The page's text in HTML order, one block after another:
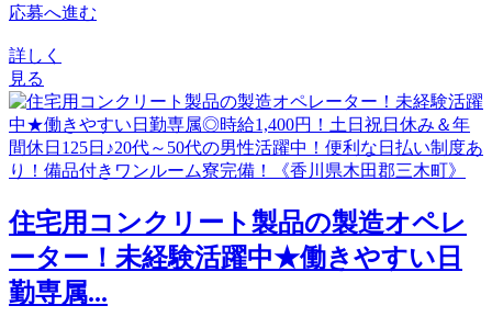
応募へ進む
詳しく
見る
住宅用コンクリート製品の製造オペレ
ーター！未経験活躍中★働きやすい日
勤専属...